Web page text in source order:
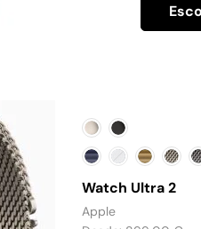
Watch Ultra 2
Apple